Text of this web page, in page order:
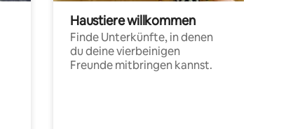
Haustiere willkommen
Finde Unterkünfte, in denen
du deine vierbeinigen
Freunde mitbringen kannst.